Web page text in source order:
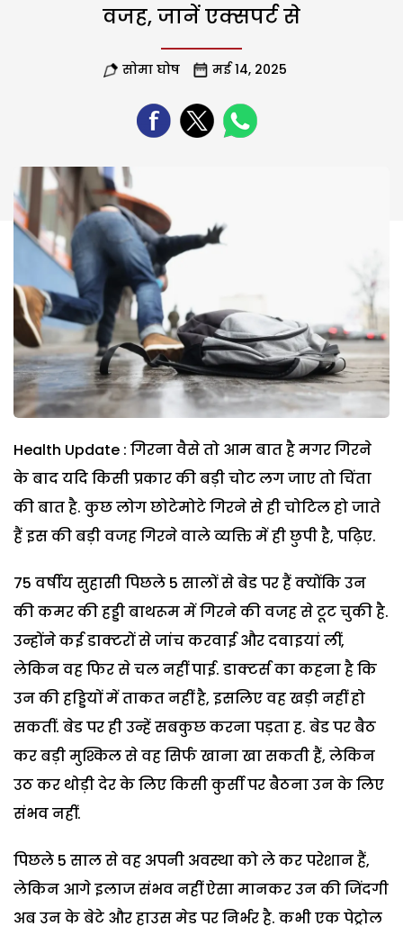
वजह, जानें एक्सपर्ट से
सोमा घोष मई 14, 2025
Health Update : गिरना वैसे तो आम बात है मगर गिरने
के बाद यदि किसी प्रकार की बड़ी चोट लग जाए तो चिंता
की बात है. कुछ लोग छोटेमोटे गिरने से ही चोटिल हो जाते
हैं इस की बड़ी वजह गिरने वाले व्यक्ति में ही छुपी है, पढ़िए.
75 वर्षीय सुहासी पिछले 5 सालों से बेड पर हैं क्योंकि उन
की कमर की हड्डी बाथरूम में गिरने की वजह से टूट चुकी है.
उन्होंने कई डाक्टरों से जांच करवाई और दवाइयां लीं,
लेकिन वह फिर से चल नहीं पाई. डाक्टर्स का कहना है कि
उन की हड्डियों में ताकत नहीं है, इसलिए वह खड़ी नहीं हो
सकतीं. बेड पर ही उन्हें सबकुछ करना पड़ता ह. बेड पर बैठ
कर बड़ी मुश्किल से वह सिर्फ खाना खा सकती हैं, लेकिन
उठ कर थोड़ी देर के लिए किसी कुर्सी पर बैठना उन के लिए
संभव नहीं.
पिछले 5 साल से वह अपनी अवस्था को ले कर परेशान हैं,
लेकिन आगे इलाज संभव नहीं ऐसा मानकर उन की जिंदगी
अब उन के बेटे और हाउस मेड पर निर्भर है. कभी एक पेट्रोल